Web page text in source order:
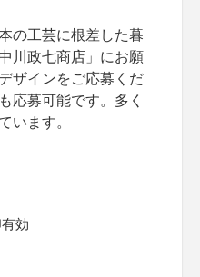
の工芸に根差した暮
川政七商店」にお願
ザインをご応募くだ
応募可能です。多く
います。
効